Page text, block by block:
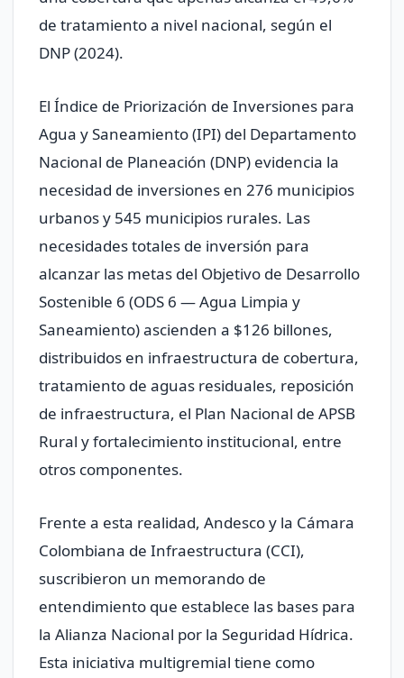
de tratamiento a nivel nacional, según el
DNP (2024).
El Índice de Priorización de Inversiones para
Agua y Saneamiento (IPI) del Departamento
Nacional de Planeación (DNP) evidencia la
necesidad de inversiones en 276 municipios
urbanos y 545 municipios rurales. Las
necesidades totales de inversión para
alcanzar las metas del Objetivo de Desarrollo
Sostenible 6 (ODS 6 — Agua Limpia y
Saneamiento) ascienden a $126 billones,
distribuidos en infraestructura de cobertura,
tratamiento de aguas residuales, reposición
de infraestructura, el Plan Nacional de APSB
Rural y fortalecimiento institucional, entre
otros componentes.
Frente a esta realidad, Andesco y la Cámara
Colombiana de Infraestructura (CCI),
suscribieron un memorando de
entendimiento que establece las bases para
la Alianza Nacional por la Seguridad Hídrica.
Esta iniciativa multigremial tiene como